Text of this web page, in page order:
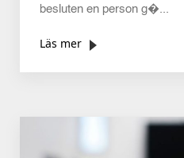
besluten en person g�...
Läs mer